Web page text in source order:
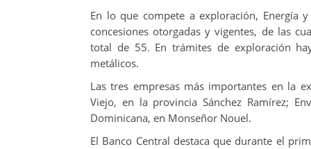
En lo que compete a exploración, Energía
concesiones otorgadas y vigentes, de las
total de 55. En trámites de exploración
metálicos.
Las tres empresas más importantes en la
Viejo, en la provincia Sánchez Ramírez;
Dominicana, en Monseñor Nouel.
El Banco Central destaca que durante el